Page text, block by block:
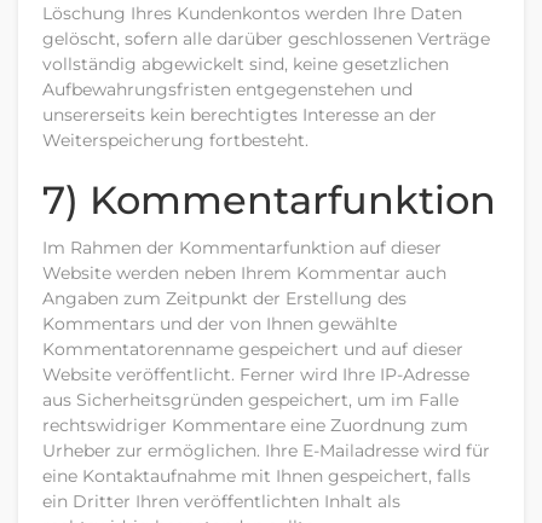
Löschung Ihres Kundenkontos werden Ihre Daten
gelöscht, sofern alle darüber geschlossenen Verträge
vollständig abgewickelt sind, keine gesetzlichen
Aufbewahrungsfristen entgegenstehen und
unsererseits kein berechtigtes Interesse an der
Weiterspeicherung fortbesteht.
7) Kommentarfunktion
Im Rahmen der Kommentarfunktion auf dieser
Website werden neben Ihrem Kommentar auch
Angaben zum Zeitpunkt der Erstellung des
Kommentars und der von Ihnen gewählte
Kommentatorenname gespeichert und auf dieser
Website veröffentlicht. Ferner wird Ihre IP-Adresse
aus Sicherheitsgründen gespeichert, um im Falle
rechtswidriger Kommentare eine Zuordnung zum
Urheber zur ermöglichen. Ihre E-Mailadresse wird für
eine Kontaktaufnahme mit Ihnen gespeichert, falls
ein Dritter Ihren veröffentlichten Inhalt als